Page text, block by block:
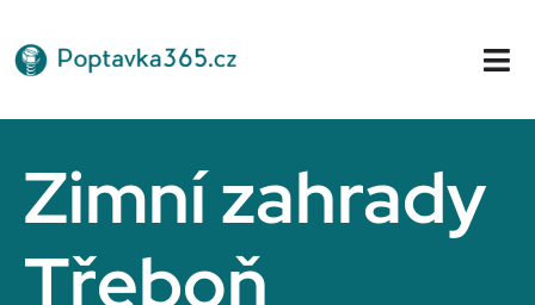
na
obsah
Zimní zahrady
Třeboň